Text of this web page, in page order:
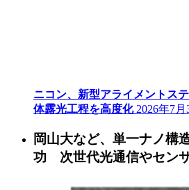
ニコン、新型アライメントス
体露光工程を高度化 2026年7月
岡山大など、単一ナノ構
功 次世代光通信やセン